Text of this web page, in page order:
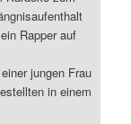
Rapper auf
jungen Frau
in einem